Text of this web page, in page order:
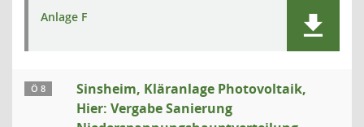
Anlage F
Ö 8
Sinsheim, Kläranlage Photovoltaik,
Hier: Vergabe Sanierung